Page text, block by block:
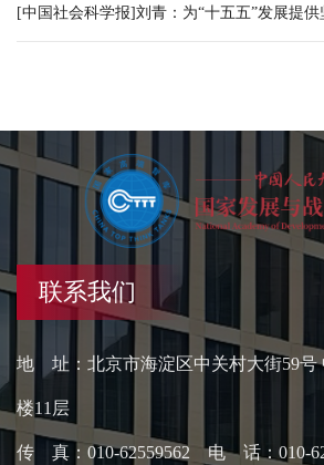
[中国社会科学报]刘青：为“十五五”发展提
联系我们
地 址：北京市海淀区中关村大街59号
楼11层
传 真：010-62559562 电 话：010-